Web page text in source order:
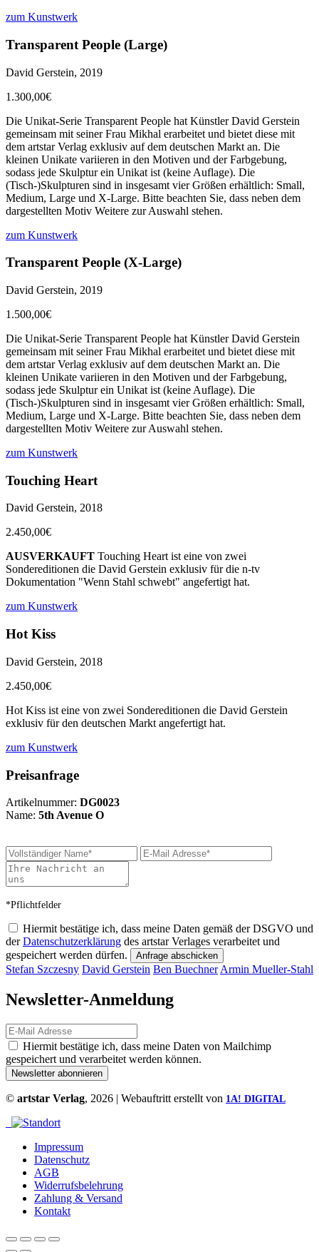
zum Kunstwerk
Transparent People (Large)
David Gerstein, 2019
1.300,00€
Die Unikat-Serie Transparent People hat Künstler David Gerstein
gemeinsam mit seiner Frau Mikhal erarbeitet und bietet diese mit
dem artstar Verlag exklusiv auf dem deutschen Markt an. Die
kleinen Unikate variieren in den Motiven und der Farbgebung,
sodass jede Skulptur ein Unikat ist (keine Auflage). Die
(Tisch-)Skulpturen sind in insgesamt vier Größen erhältlich: Small,
Medium, Large und X-Large. Bitte beachten Sie, dass neben dem
dargestellten Motiv Weitere zur Auswahl stehen.
zum Kunstwerk
Transparent People (X-Large)
David Gerstein, 2019
1.500,00€
Die Unikat-Serie Transparent People hat Künstler David Gerstein
gemeinsam mit seiner Frau Mikhal erarbeitet und bietet diese mit
dem artstar Verlag exklusiv auf dem deutschen Markt an. Die
kleinen Unikate variieren in den Motiven und der Farbgebung,
sodass jede Skulptur ein Unikat ist (keine Auflage). Die
(Tisch-)Skulpturen sind in insgesamt vier Größen erhältlich: Small,
Medium, Large und X-Large. Bitte beachten Sie, dass neben dem
dargestellten Motiv Weitere zur Auswahl stehen.
zum Kunstwerk
Touching Heart
David Gerstein, 2018
2.450,00€
AUSVERKAUFT Touching Heart ist eine von zwei
Sondereditionen die David Gerstein exklusiv für die n-tv
Dokumentation "Wenn Stahl schwebt" angefertigt hat.
zum Kunstwerk
Hot Kiss
David Gerstein, 2018
2.450,00€
Hot Kiss ist eine von zwei Sondereditionen die David Gerstein
exklusiv für den deutschen Markt angefertigt hat.
zum Kunstwerk
Preisanfrage
Artikelnummer: DG0023
Name: 5th Avenue O
*Pflichtfelder
Hiermit bestätige ich, dass meine Daten gemäß der DSGVO und
derDatenschutzerklärung des artstar Verlages verarbeitet und
gespeichert werden dürfen.
Anfrage abschicken
Stefan Szczesny David Gerstein Ben Buechner Armin Mueller-Stahl
Newsletter-Anmeldung
Hiermit bestätige ich, dass meine Daten von Mailchimp
gespeichert und verarbeitet werden können.
© artstar Verlag, 2026 | Webauftritt erstellt von 1A! DIGITAL
Impressum
Datenschutz
AGB
Widerrufsbelehrung
Zahlung & Versand
Kontakt